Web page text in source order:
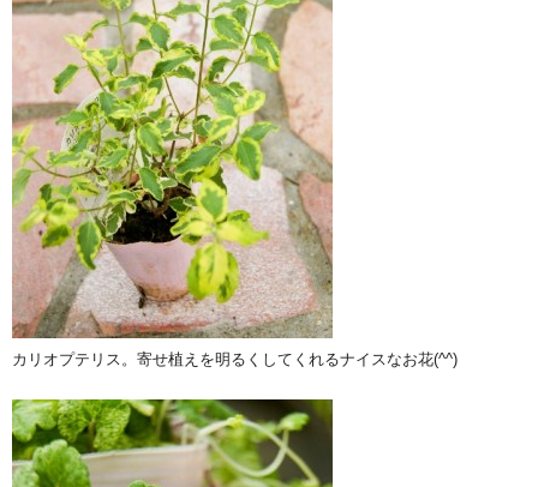
カリオプテリス。寄せ植えを明るくしてくれるナイスなお花(^^)